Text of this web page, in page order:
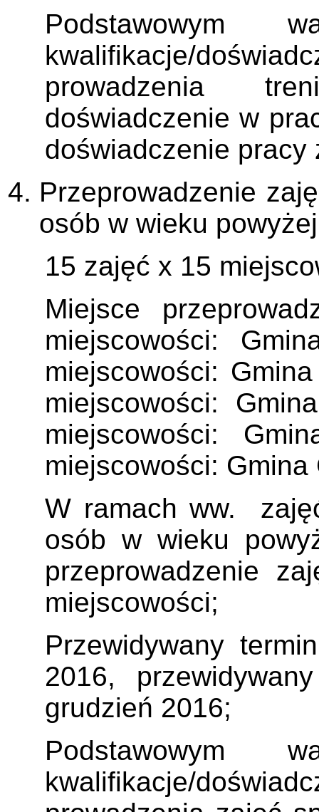
Podstawowym
kwalifikacje/
prowadzenia
doświadczenie w
doświadczenie
Przeprowadzenie
osób w wieku
15 zajęć x 15
Miejsce
miejscowości:
miejscowości:
miejscowości:
miejscowości:
miejscowości: Gmina
W ramach ww.
osób w wieku
przeprowadzenie
miejscowości;
Przewidywany
2016,
grudzień 2016;
Podstawowym
kwalifikacje/